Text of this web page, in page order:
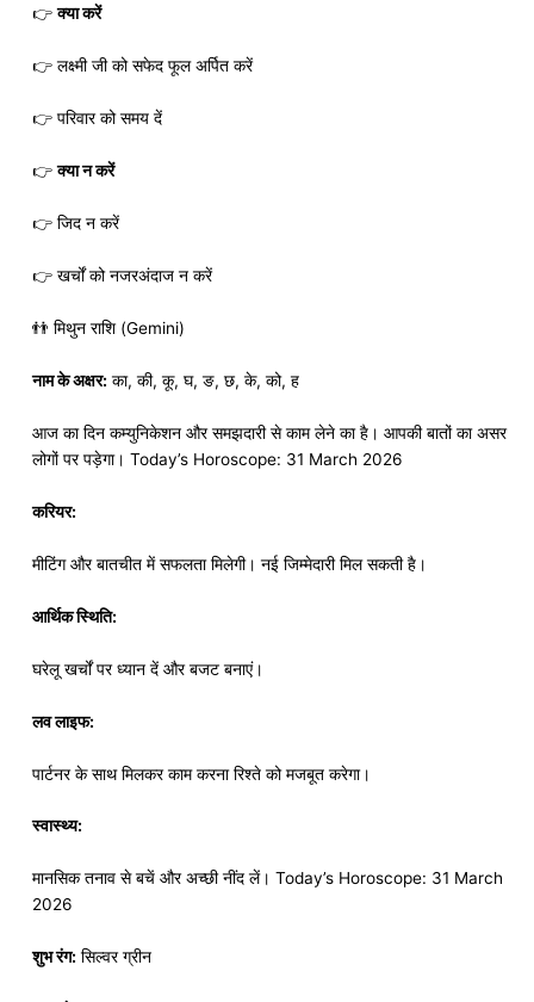
👉क्या करें
👉 लक्ष्मी जी को सफेद फूल अर्पित करें
👉 परिवार को समय दें
👉क्या न करें
👉 जिद न करें
👉 खर्चों को नजरअंदाज न करें
👬 मिथुन राशि (Gemini)
नाम के अक्षर: का, की, कू, घ, ङ, छ, के, को, ह
आज का दिन कम्युनिकेशन और समझदारी से काम लेने का है। आपकी बातों का असर
लोगों पर पड़ेगा। Today’s Horoscope: 31 March 2026
करियर:
मीटिंग और बातचीत में सफलता मिलेगी। नई जिम्मेदारी मिल सकती है।
आर्थिक स्थिति:
घरेलू खर्चों पर ध्यान दें और बजट बनाएं।
लव लाइफ:
पार्टनर के साथ मिलकर काम करना रिश्ते को मजबूत करेगा।
स्वास्थ्य:
मानसिक तनाव से बचें और अच्छी नींद लें। Today’s Horoscope: 31 March
2026
शुभ रंग: सिल्वर ग्रीन